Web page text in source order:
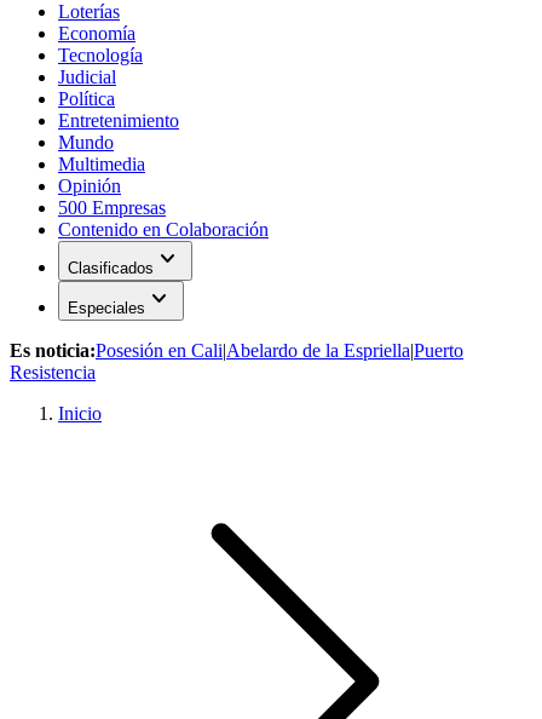
Loterías
Economía
Tecnología
Judicial
Política
Entretenimiento
Mundo
Multimedia
Opinión
500 Empresas
Contenido en Colaboración
Clasificados expand_more
Especiales expand_more
Es noticia:Posesión en Cali|Abelardo de la Espriella|Puerto
Resistencia
Inicio